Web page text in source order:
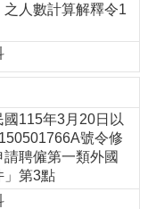
之人數計算解釋令1
115年3月20日以
號令修
聘僱第一類外國
」第3點